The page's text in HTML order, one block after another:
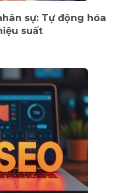
sự: Tự động hóa
suất